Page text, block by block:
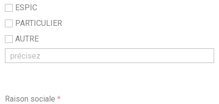
ESPIC
PARTICULIER
AUTRE
Raison sociale *